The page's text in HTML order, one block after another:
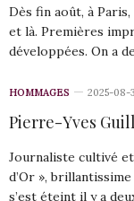
Dès fin août, à
et là. Premières
développées. On a
HOMMAGES 2025-08-
Pierre-Yves
Journaliste cultivé
d’Or »,
s’est éteint il y a